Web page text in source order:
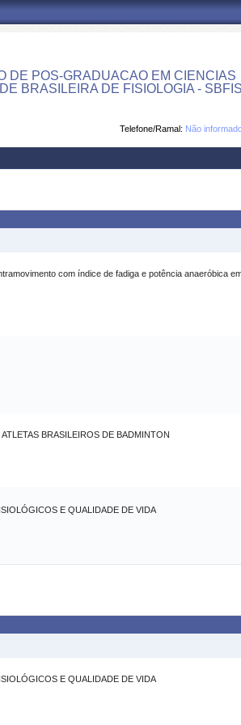
DE POS-GRADUACAO EM CIENCIAS
BRASILEIRA DE FISIOLOGIA - SBFIS
Telefone/Ramal: Não
com índice de fadiga e potência anaeróbica
BRASILEIROS DE BADMINTON
E QUALIDADE DE VIDA
E QUALIDADE DE VIDA